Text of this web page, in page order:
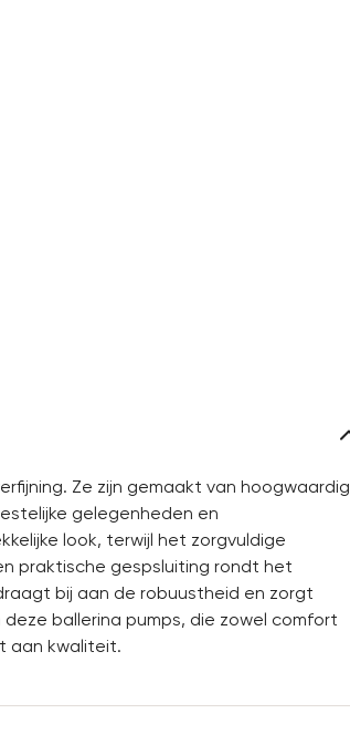
Ze zijn gemaakt van hoogwaardig
gelegenheden en
look, terwijl het zorgvuldige
praktische gespsluiting rondt het
bij aan de robuustheid en zorgt
ballerina pumps, die zowel comfort
aan kwaliteit.